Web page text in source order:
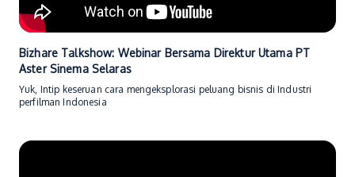
Bizhare Talkshow: Webinar Bersama Direktur Utama PT
Aster Sinema Selaras
Yuk, Intip keseruan cara mengeksplorasi peluang bisnis di Industri
perfilman Indonesia